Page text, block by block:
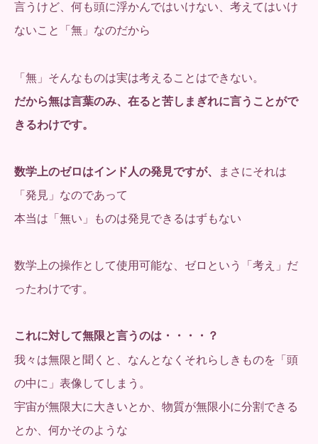
言うけど、何も頭に浮かんではいけない、考えてはいけ
ないこと「無」なのだから
「無」そんなものは実は考えることはできない。
だから無は言葉のみ、在ると苦しまぎれに言うことがで
きるわけです。
数学上のゼロはインド人の発見ですが、
まさにそれは
「発見」なのであって
本当は「無い」ものは発見できるはずもない
数学上の操作として使用可能な、ゼロという「考え」だ
ったわけです。
これに対して無限と言うのは・・・・？
我々は無限と聞くと、なんとなくそれらしきものを「頭
の中に」表像してしまう。
宇宙が無限大に大きいとか、物質が無限小に分割できる
とか、何かそのような